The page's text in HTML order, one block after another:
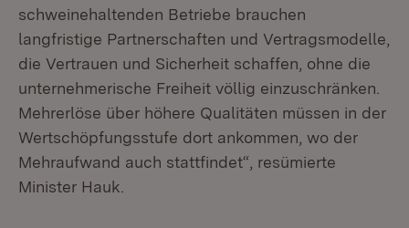
schweinehaltenden Betriebe brauchen
langfristige Partnerschaften und Vertragsmodelle,
die Vertrauen und Sicherheit schaffen, ohne die
unternehmerische Freiheit völlig einzuschränken.
Mehrerlöse über höhere Qualitäten müssen in der
Wertschöpfungsstufe dort ankommen, wo der
Mehraufwand auch stattfindet“, resümierte
Minister Hauk.